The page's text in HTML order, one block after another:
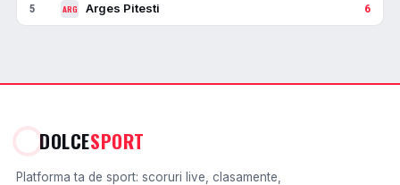
5 ARG Arges Pitesti 6
DOLCESPORT
Platforma ta de sport: scoruri live, clasamente,